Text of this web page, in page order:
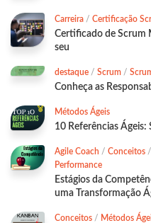
Carreira / Certificação
Certificado de Scrum
seu
destaque / Scrum /
Conheça as
Métodos Ágeis
10 Referências Ágeis:
Agile Coach / Conceitos /
Performance
Estágios da
uma Transformação
Conceitos / Métodos